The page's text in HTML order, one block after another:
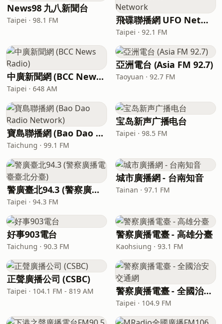
News98 九八新聞台
Taipei · 98.1 FM 飛碟聯播網 UFO Network
Taipei · 92.1 FM
中廣新聞網 (BCC News Radio)
Taipei · 648 AM
亞洲電台 (Asia FM 92.7)
Taoyuan · 92.7 FM
寶島聯播網 (Bao Dao Radio Network)
Taichung · 99.1 FM
宝岛新声广播电台
Taipei · 98.5 FM
警廣臺北94.3 (警察廣播電臺臺北分臺)
Taipei · 94.3 FM
城市廣播網 - 台南知音
Tainan · 97.1 FM
好事903電台
Taichung · 90.3 FM
警察廣播電臺 - 高雄分臺
Kaohsiung · 93.1 FM
正聲廣播公司 (CSBC)
Taipei · 104.1 FM - 819 AM 警察廣播電臺 - 全國治安交通網
Taipei · 104.9 FM